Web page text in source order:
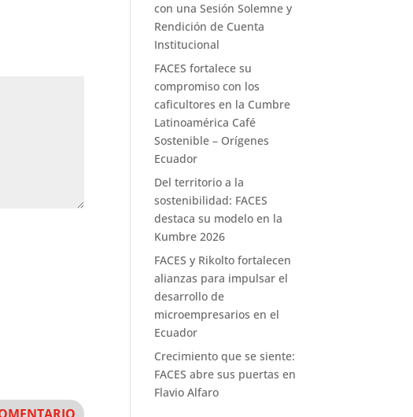
con una Sesión Solemne y
Rendición de Cuenta
Institucional
FACES fortalece su
compromiso con los
caficultores en la Cumbre
Latinoamérica Café
Sostenible – Orígenes
Ecuador
Del territorio a la
sostenibilidad: FACES
destaca su modelo en la
Kumbre 2026
FACES y Rikolto fortalecen
alianzas para impulsar el
desarrollo de
microempresarios en el
Ecuador
Crecimiento que se siente:
FACES abre sus puertas en
Flavio Alfaro